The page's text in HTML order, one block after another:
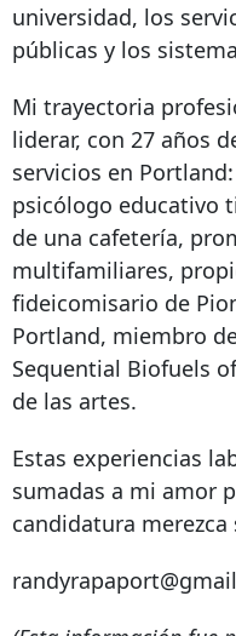
universidad, los
públicas y los
Mi trayectoria
liderar, con 27 años
servicios en
psicólogo educativo
de una cafetería,
multifamiliares,
fideicomisario de
Portland, miembro
Sequential Biofuels
de las artes.
Estas experiencias
sumadas a mi amor
candidatura